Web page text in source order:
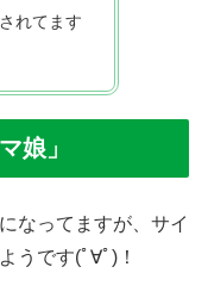
れてます
娘」
なってますが、サイ
うです(ﾟ∀ﾟ)！